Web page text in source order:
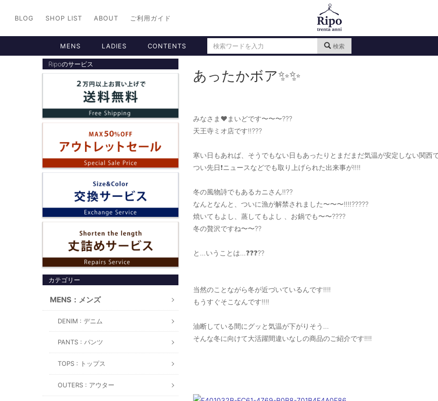
BLOG SHOP LIST ABOUT ご利用ガイド
MENS LADIES CONTENTS 検索
Ripoのサービス
カテゴリー
MENS：メンズ
DENIM : デニム
PANTS : パンツ
TOPS : トップス
OUTERS : アウター
あったかボア✨✨
みなさま❤️まいどです〜〜〜???
天王寺ミオ店です‼️???
寒い日もあれば、そうでもない日もあったりとまだまだ気温が安定しない関西
つい先日❗️ニュースなどでも取り上げられた出来事が‼️‼️
冬の風物詩でもあるカニさん‼️??
なんとなんと、ついに漁が解禁されました〜〜〜‼️‼️?????
焼いてもよし、蒸してもよし 、お鍋でも〜〜????
冬の贅沢ですね〜〜??
と…いうことは…❓❓❓??
当然のことながら冬が近づいているんです‼️‼️
もうすぐそこなんです‼️‼️
油断している間にグッと気温が下がりそう…
そんな冬に向けて大活躍間違いなしの商品のご紹介です‼️‼️